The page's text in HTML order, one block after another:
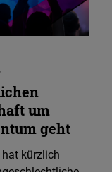
um
geht
kürzlich